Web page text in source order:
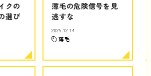
クの
選び
薄毛の危険信号を見
逃すな
2025.12.14
薄毛